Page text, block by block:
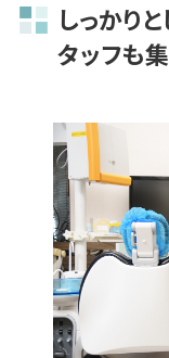
しっかり
タッフも